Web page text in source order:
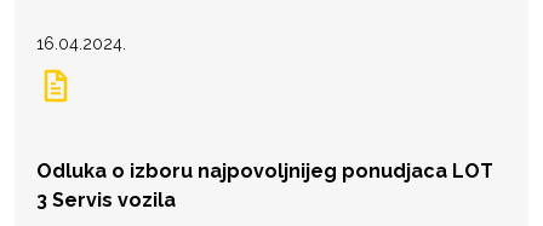
16.04.2024.
Odluka o izboru najpovoljnijeg ponudjaca LOT
3 Servis vozila